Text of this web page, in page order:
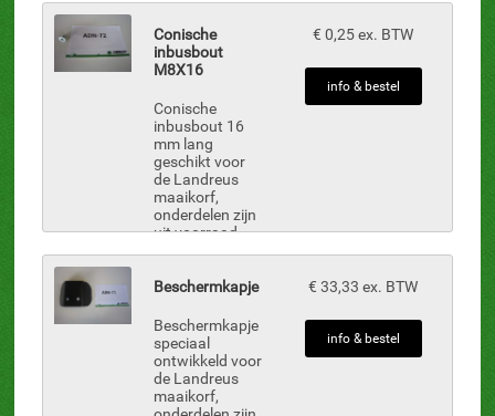
Conische
inbusbout
M8X16
Conische
inbusbout 16
mm lang
geschikt voor
de Landreus
maaikorf,
onderdelen zijn
uit voorraad
€ 0,25 ex. BTW
info & bestel
Beschermkapje
Beschermkapje
speciaal
ontwikkeld voor
de Landreus
maaikorf,
€ 33,33 ex. BTW
info & bestel